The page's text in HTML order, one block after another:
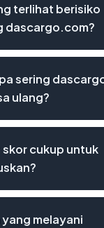
terlihat berisiko
dascargo.com?
sering
ulang?
skor cukup untuk
yang melayani